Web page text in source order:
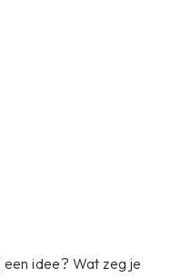
idee? Wat zeg je